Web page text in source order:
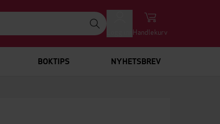
Handlekurv
BOKTIPS NYHETSBREV